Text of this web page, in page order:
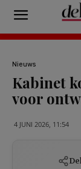
Nieuws
Kabinet
voor
4 JUNI 2026, 11:54